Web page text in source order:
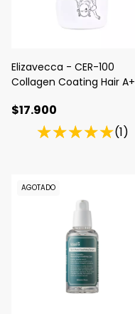
Elizavecca - CER-100
Collagen Coating Hair A+
$17.900
(1)
AGOTADO